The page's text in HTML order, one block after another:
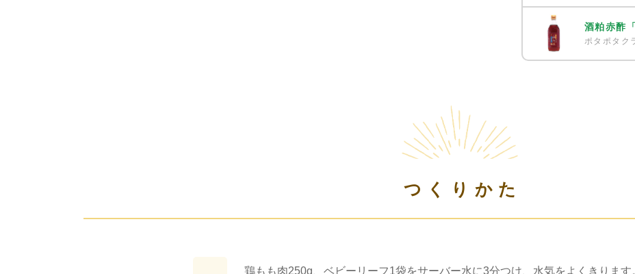
酒粕赤酢
ポタポタク
つくりかた
鶏もも肉250g、ベビーリーフ1袋をサーバー水に3分つけ、水気をよくきります